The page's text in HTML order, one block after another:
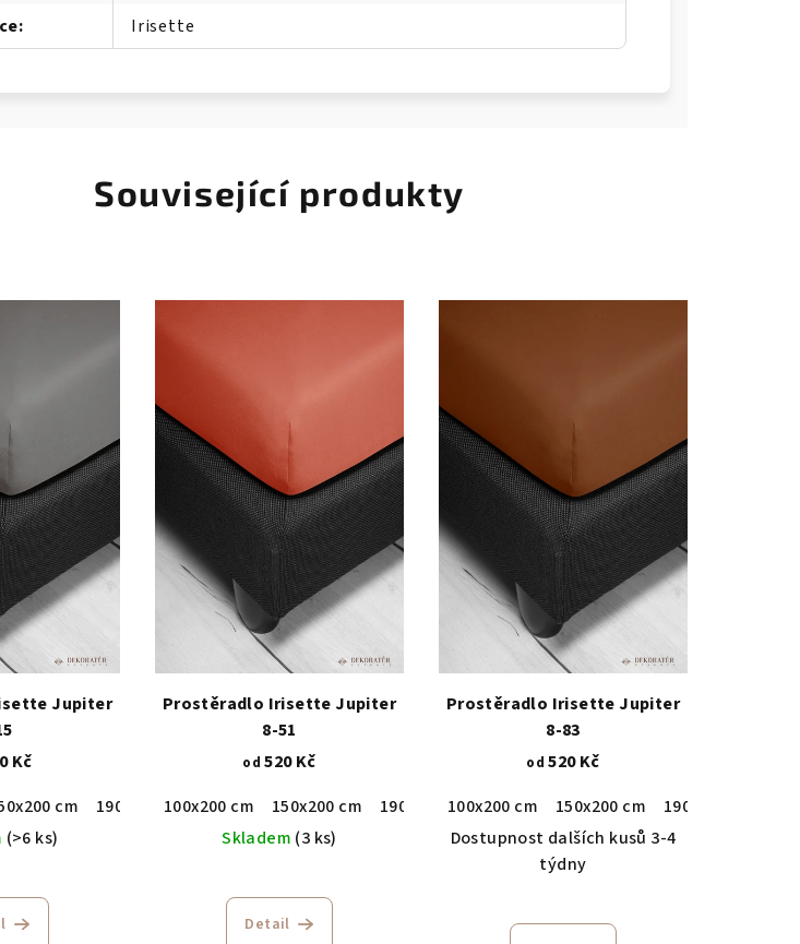
: Irisette
Související produkty
Jupiter
Kč
cm
190x200 cm
(>6 ks)
Prostěradlo Irisette Jupiter
8-51
od 520 Kč
100x200 cm
150x200 cm
190x200 cm
Skladem (3 ks)
Detail
Prostěradlo Irisette Jupiter
8-83
od 520 Kč
100x200 cm
150x200 cm
190x200 cm
Dostupnost dalších kusů 3-4
týdny